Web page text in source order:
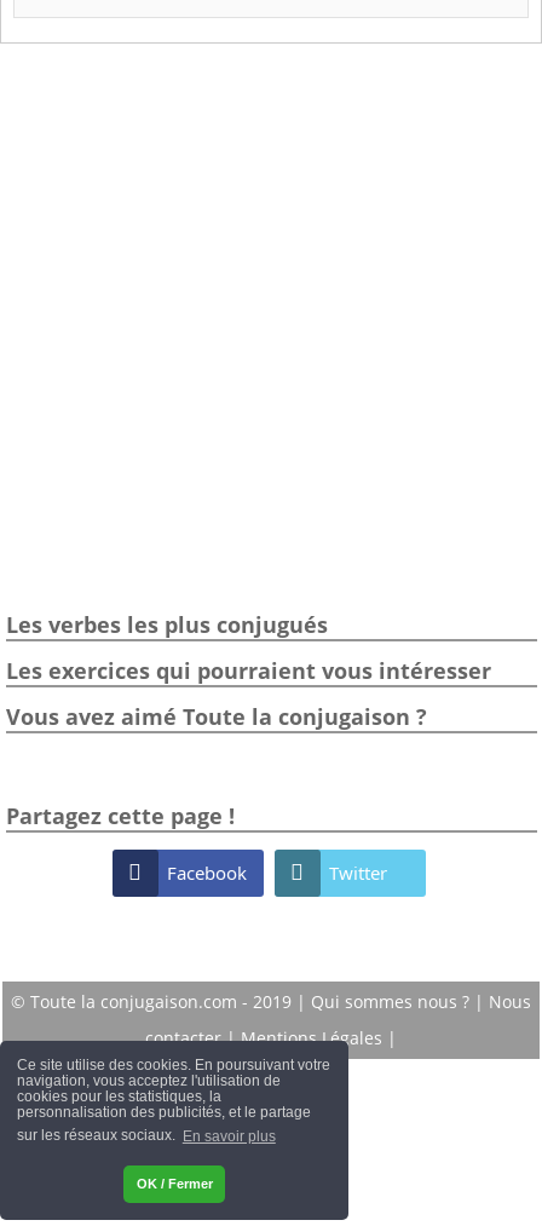
Ce site utilise des cookies. En poursuivant votre
navigation, vous acceptez l'utilisation de
cookies pour les statistiques, la
personnalisation des publicités, et le partage
sur les réseaux sociaux. En savoir plus
OK / Fermer
Les verbes les plus conjugués
Les exercices qui pourraient vous intéresser
Vous avez aimé Toute la conjugaison ?
Partagez cette page !
 Facebook  Twitter
© Toute la conjugaison.com - 2019 | Qui sommes nous ? | Nous
contacter|Mentions Légales |